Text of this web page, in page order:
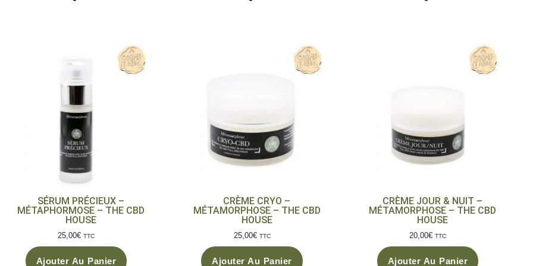
SÉRUM PRÉCIEUX –
MÉTAPHORMOSE – THE CBD
HOUSE
25,00€ TTC
Ajouter Au Panier
CRÈME CRYO –
MÉTAMORPHOSE – THE CBD
HOUSE
25,00€ TTC
Ajouter Au Panier
CRÈME JOUR & NUIT –
MÉTAMORPHOSE – THE CBD
HOUSE
20,00€ TTC
Ajouter Au Panier